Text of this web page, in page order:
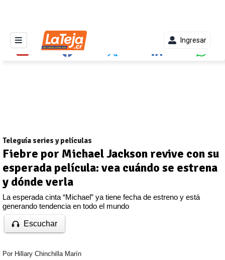
Ingresar
Teleguía series y películas
Fiebre por Michael Jackson revive con su
esperada película: vea cuándo se estrena
y dónde verla
La esperada cinta “Michael” ya tiene fecha de estreno y está
generando tendencia en todo el mundo
Escuchar
Por Hillary Chinchilla Marín